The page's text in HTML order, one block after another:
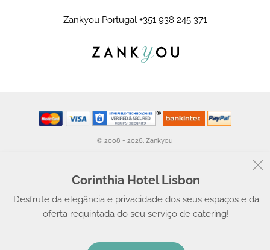
Corinthia Hotel Lisbon
Desfrute da elegância e privacidade dos seus espaços e da
oferta requintada do seu serviço de catering!
Zankyou Portugal +351 938 245 371
© 2008 - 2026, Zankyou